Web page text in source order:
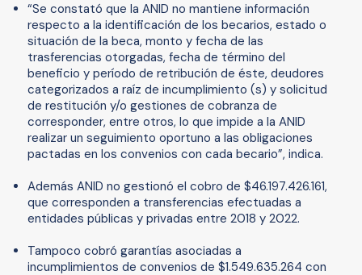
“Se constató que la ANID no mantiene información
respecto a la identificación de los becarios, estado o
situación de la beca, monto y fecha de las
trasferencias otorgadas, fecha de término del
beneficio y período de retribución de éste, deudores
categorizados a raíz de incumplimiento (s) y solicitud
de restitución y/o gestiones de cobranza de
corresponder, entre otros, lo que impide a la ANID
realizar un seguimiento oportuno a las obligaciones
pactadas en los convenios con cada becario”, indica.
Además ANID no gestionó el cobro de $46.197.426.161,
que corresponden a transferencias efectuadas a
entidades públicas y privadas entre 2018 y 2022.
Tampoco cobró garantías asociadas a
incumplimientos de convenios de $1.549.635.264 con